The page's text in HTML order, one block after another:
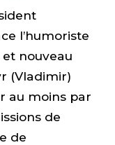
l’humoriste
nouveau
(Vladimir)
au moins par
de
de